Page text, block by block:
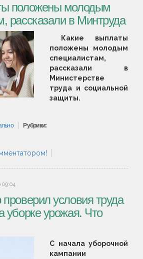
положены молодым
рассказали в Минтруда
Какие выплаты
положены молодым
специалистам,
рассказали в
Министерстве
труда и социальной
защиты.
Рубрики:
09:04
проверил условия труда
уборке урожая. Что
С начала уборочной
кампании